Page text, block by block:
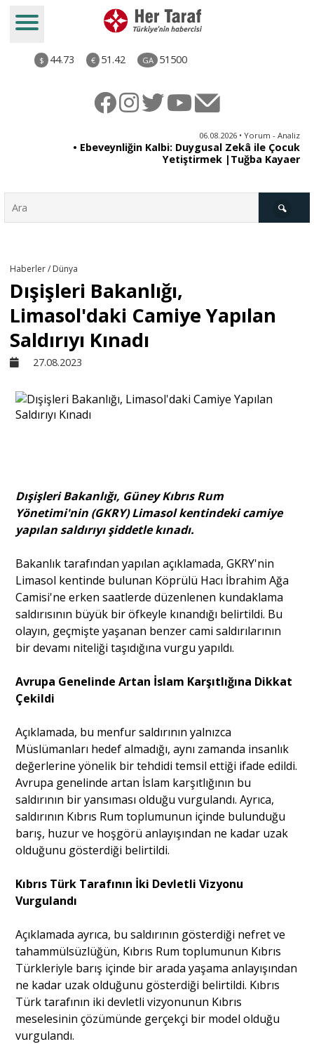
$ 44.73 € 51.42 GA 51500
06.08.2026 • Yorum - Analiz
• Ebeveynliğin Kalbi: Duygusal Zekâ ile Çocuk
Yetiştirmek |Tuğba Kayaer
Derkenar
Sivil Toplum
Kültür - Sanat
Yorum - Analiz
Söyleşi
Yazı Dizisi
Eğitim
Dosya Haber
Haberler / Dünya
Dışişleri Bakanlığı,
Limasol'daki Camiye Yapılan
Saldırıyı Kınadı
27.08.2023
Dışişleri Bakanlığı, Güney Kıbrıs Rum
Yönetimi'nin (GKRY) Limasol kentindeki camiye
yapılan saldırıyı şiddetle kınadı.
Bakanlık tarafından yapılan açıklamada, GKRY'nin
Limasol kentinde bulunan Köprülü Hacı İbrahim Ağa
Camisi'ne erken saatlerde düzenlenen kundaklama
saldırısının büyük bir öfkeyle kınandığı belirtildi. Bu
olayın, geçmişte yaşanan benzer cami saldırılarının
bir devamı niteliği taşıdığına vurgu yapıldı.
Avrupa Genelinde Artan İslam Karşıtlığına Dikkat
Çekildi
Açıklamada, bu menfur saldırının yalnızca
Müslümanları hedef almadığı, aynı zamanda insanlık
değerlerine yönelik bir tehdidi temsil ettiği ifade edildi.
Avrupa genelinde artan İslam karşıtlığının bu
saldırının bir yansıması olduğu vurgulandı. Ayrıca,
saldırının Kıbrıs Rum toplumunun içinde bulunduğu
barış, huzur ve hoşgörü anlayışından ne kadar uzak
olduğunu gösterdiği belirtildi.
Kıbrıs Türk Tarafının İki Devletli Vizyonu
Vurgulandı
Açıklamada ayrıca, bu saldırının gösterdiği nefret ve
tahammülsüzlüğün, Kıbrıs Rum toplumunun Kıbrıs
Türkleriyle barış içinde bir arada yaşama anlayışından
ne kadar uzak olduğunu gösterdiği belirtildi. Kıbrıs
Türk tarafının iki devletli vizyonunun Kıbrıs
meselesinin çözümünde gerçekçi bir model olduğu
vurgulandı.